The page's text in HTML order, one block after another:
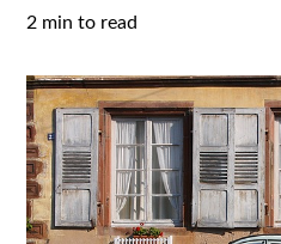
2 min to read